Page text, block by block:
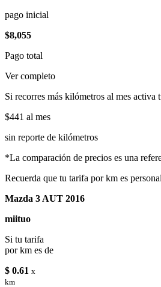
pago inicial
$8,055
Pago total
Ver completo
Si recorres más kilómetros al mes activa
$441 al mes
sin reporte de kilómetros
*La comparación de precios es una
Recuerda que tu tarifa por km es
Mazda 3 AUT 2016
miituo
Si tu tarifa
por km es de
$ 0.61 x
km